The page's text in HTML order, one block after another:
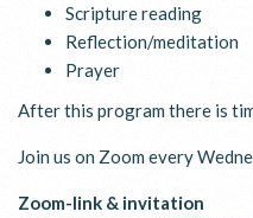
Scripture reading
Reflection/meditation
Prayer
After this program there is
Join us on Zoom every
Zoom-link & invitation